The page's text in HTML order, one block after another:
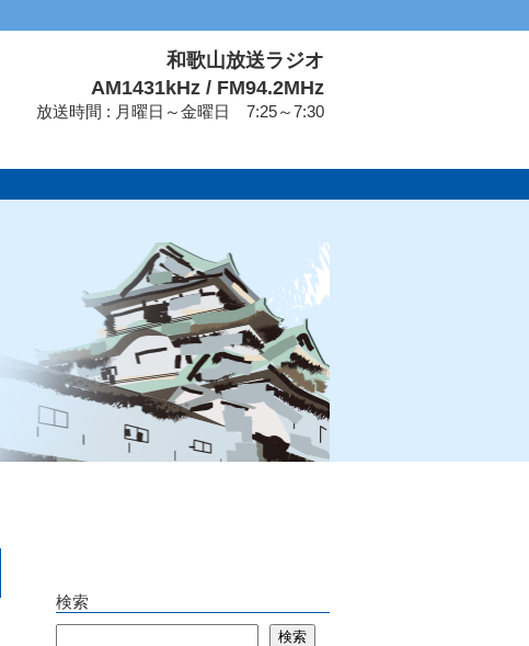
和歌山放送ラジオ
AM1431kHz / FM94.2MHz
放送時間 : 月曜日～金曜日 7:25～7:30
検索
検索